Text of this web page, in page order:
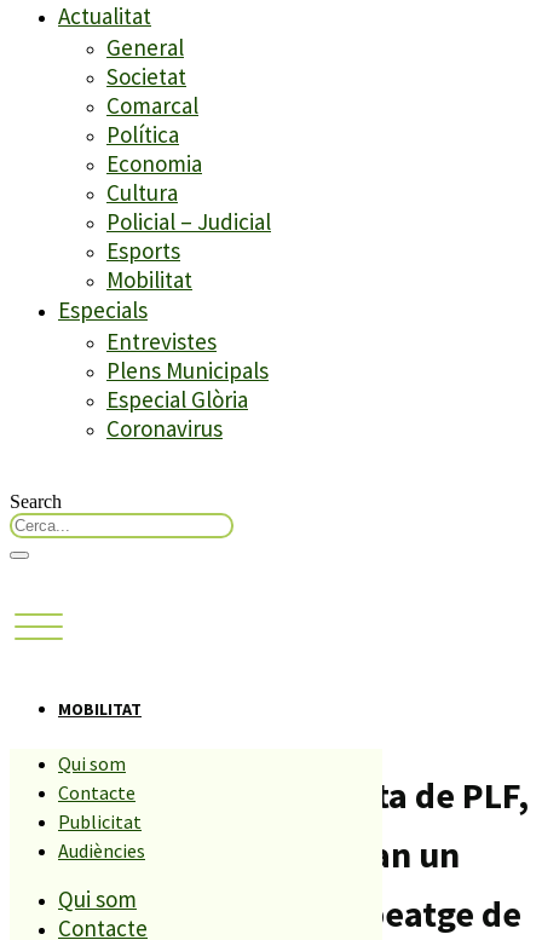
Actualitat
General
Societat
Comarcal
Política
Economia
Cultura
Policial – Judicial
Esports
Mobilitat
Especials
Entrevistes
Plens Municipals
Especial Glòria
Coronavirus
Search
Qui som
Contacte
Publicitat
Audiències
Qui som
Contacte
MOBILITAT
Els usuaris de l’autopista de PLF,
Malgrat i Tordera tindran un
descompte del 30% al peatge de